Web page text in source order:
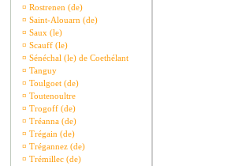
¤ Rostrenen (de)
¤ Saint-Alouarn (de)
¤ Saux (le)
¤ Scauff (le)
¤ Sénéchal (le) de Coethélant
¤ Tanguy
¤ Toulgoet (de)
¤ Toutenoultre
¤ Trogoff (de)
¤ Tréanna (de)
¤ Trégain (de)
¤ Trégannez (de)
¤ Trémillec (de)